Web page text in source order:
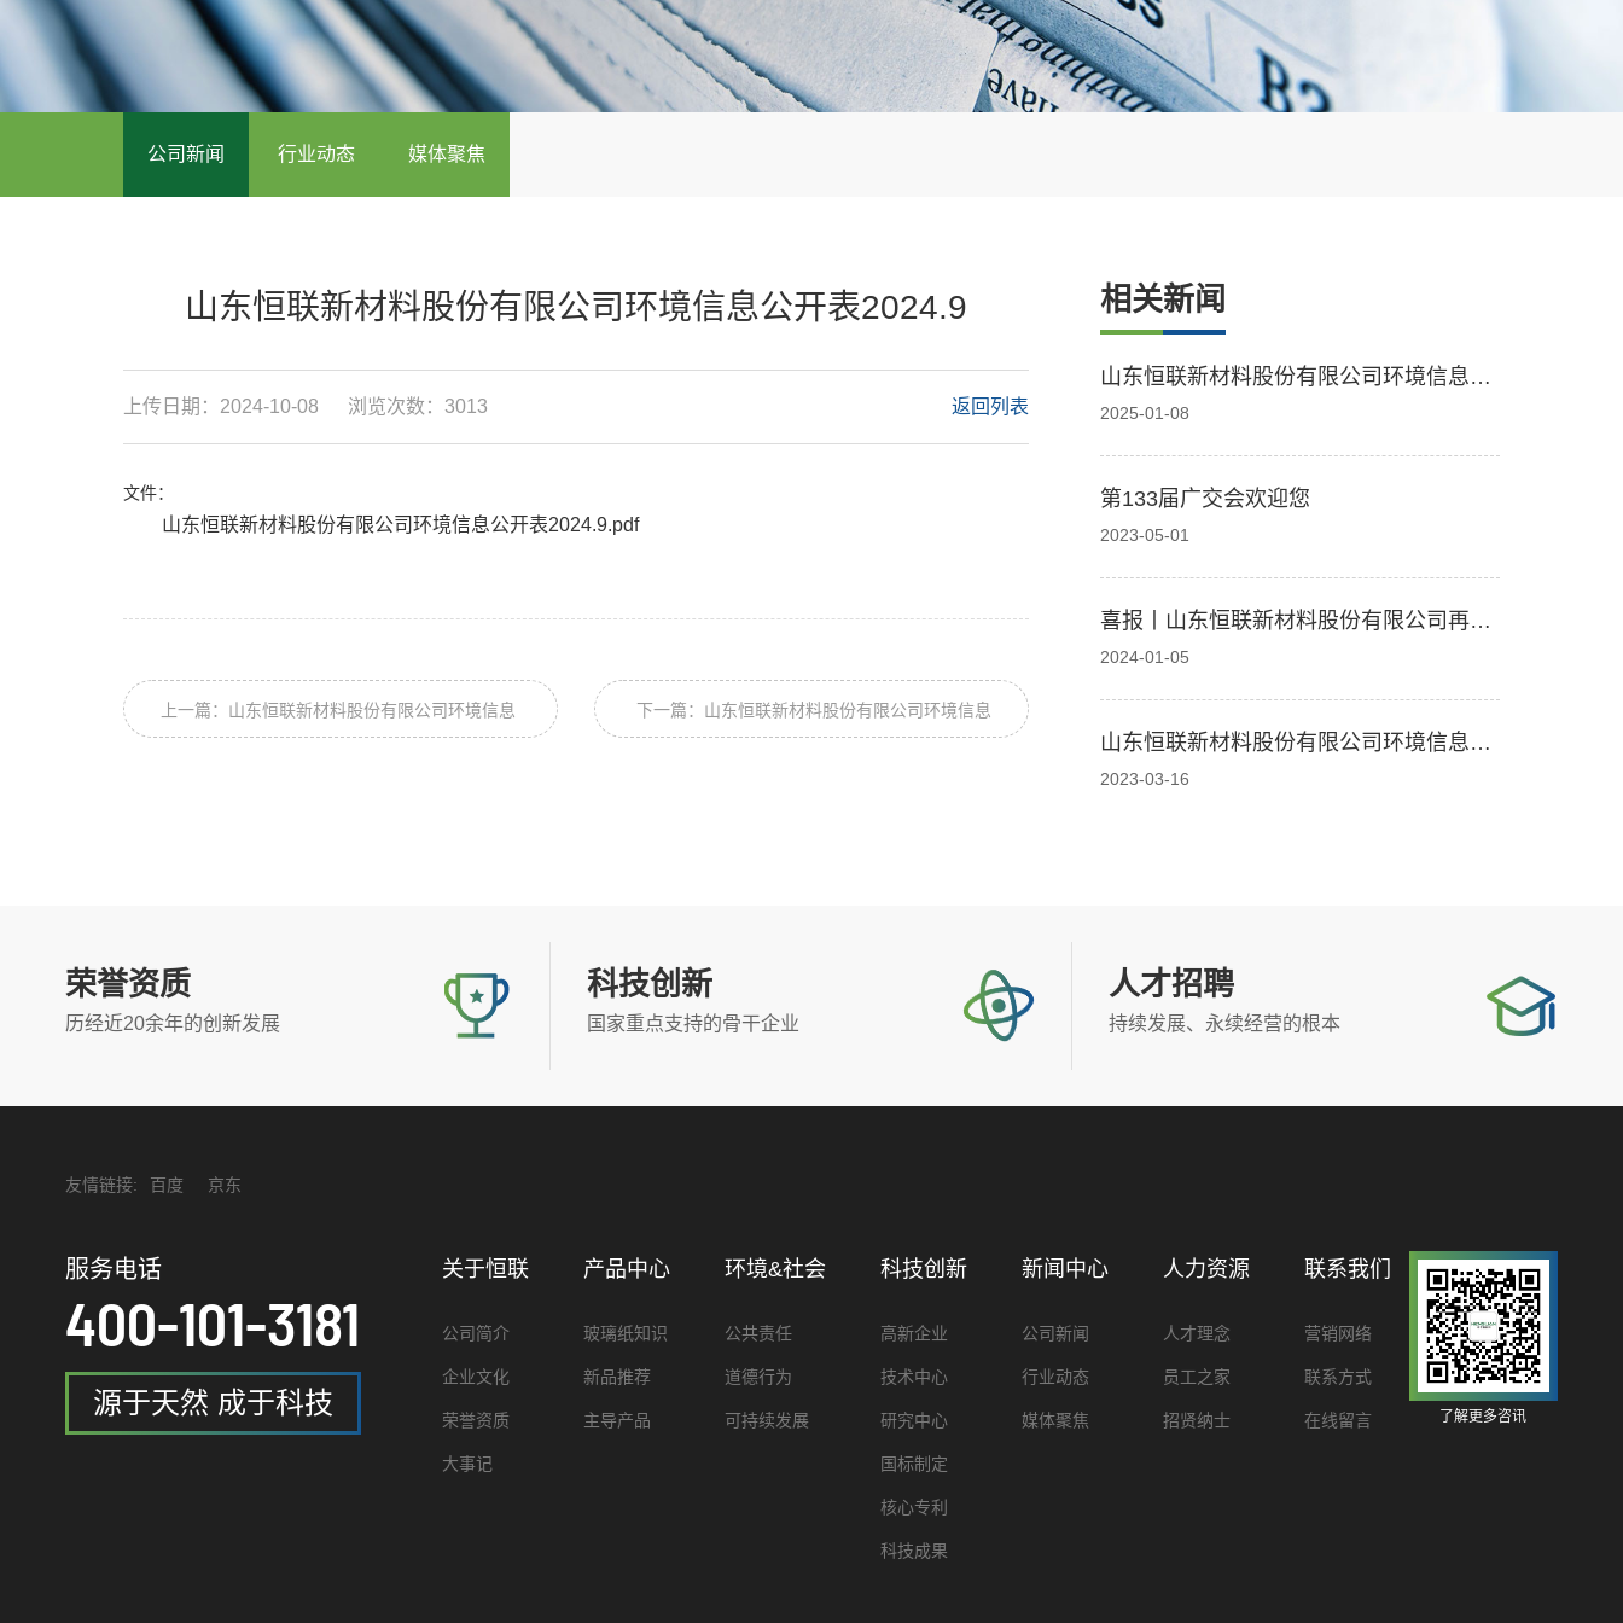
公司新闻 行业动态 媒体聚焦
山东恒联新材料股份有限公司环境信息公开表2024.9
上传日期：2024-10-08 浏览次数：3013 返回列表
文件：
山东恒联新材料股份有限公司环境信息公开表2024.9.pdf
上一篇：山东恒联新材料股份有限公司环境信息 下一篇：山东恒联新材料股份有限公司环境信息
相关新闻
山东恒联新材料股份有限公司环境信息公
开表2024.12
2025-01-08
第133届广交会欢迎您
2023-05-01
喜报丨山东恒联新材料股份有限公司再次
荣获“国家级高新技术企业”称号
2024-01-05
山东恒联新材料股份有限公司环境信息公
开表（2023.2）
2023-03-16
荣誉资质
历经近20余年的创新发展
科技创新
国家重点支持的骨干企业
人才招聘
持续发展、永续经营的根本
友情链接: 百度 京东
服务电话
400-101-3181
源于天然 成于科技
关于恒联
公司简介
企业文化
荣誉资质
大事记
产品中心
玻璃纸知识
新品推荐
主导产品
环境&社会
公共责任
道德行为
可持续发展
科技创新
高新企业
技术中心
研究中心
国标制定
核心专利
科技成果
新闻中心
公司新闻
行业动态
媒体聚焦
人力资源
人才理念
员工之家
招贤纳士
联系我们
营销网络
联系方式
在线留言 了解更多咨讯